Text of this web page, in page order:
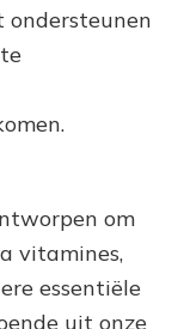
ondersteunen
om
vitamines,
essentiële
uit onze